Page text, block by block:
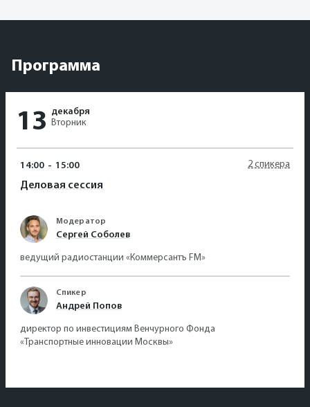
Программа
13 декабря
Вторник
14:00 - 15:00
Деловая сессия
2 спикера
Модератор
Сергей Соболев
ведущий радиостанции «Коммерсантъ FM»
Спикер
Андрей Попов
директор по инвестициям Венчурного Фонда
«Транспортные инновации Москвы»